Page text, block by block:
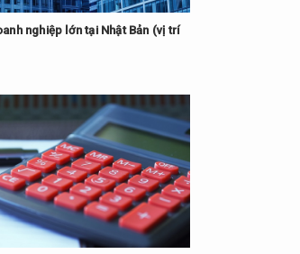
nghiệp lớn tại Nhật Bản (vị trí